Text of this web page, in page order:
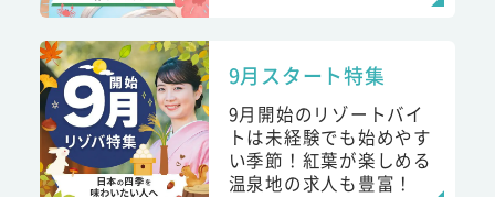
9月スタート特集
9月開始のリゾートバイ
トは未経験でも始めやす
い季節！紅葉が楽しめる
温泉地の求人も豊富！